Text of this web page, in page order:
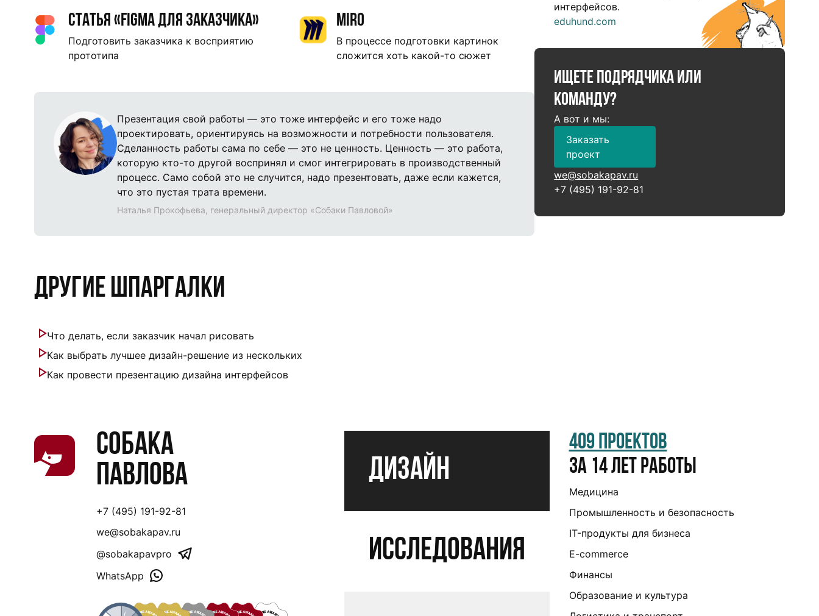
Статья «Figma для заказчика»
Подготовить заказчика к восприятию
прототипа
Miro
В процессе подготовки картинок
сложится хоть какой-то сюжет
Презентация свой работы — это тоже интерфейс и его тоже надо
проектировать, ориентируясь на возможности и потребности пользователя.
Сделанность работы сама по себе — это не ценность. Ценность — это работа,
которую кто-то другой воспринял и смог интегрировать в производственный
процесс. Само собой это не случится, надо презентовать, даже если кажется,
что это пустая трата времени.
Наталья Прокофьева, генеральный директор «Собаки Павловой»
Другие шпаргалки
Что делать, если заказчик начал рисовать
Как выбрать лучшее дизайн-решение из нескольких
Как провести презентацию дизайна интерфейсов
интерфейсов.
eduhund.com
Ищете подрядчика или
команду?
А вот и мы:
Заказать
проект
we@sobakapav.ru
+7 (495) 191-92-81
Собака
Павлова
+7 (495) 191-92-81
we@sobakapav.ru
@sobakapavpro
WhatsApp
Дизайн
Исследования
409 проектов
за 14 лет работы
Медицина
Промышленность и безопасность
IT-продукты для бизнеса
E-commerce
Финансы
Образование и культура